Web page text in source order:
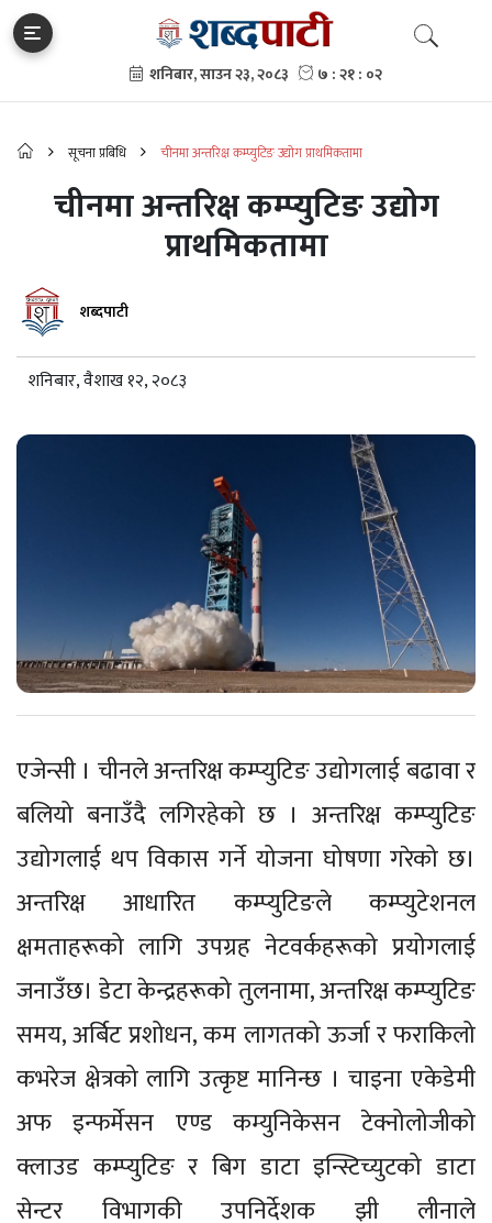
सूचना प्रबिधि चीनमा अन्तरिक्ष कम्प्युटिङ उद्योग प्राथमिकतामा
चीनमा अन्तरिक्ष कम्प्युटिङ उद्योग
प्राथमिकतामा
शब्दपाटी
शनिबार, वैशाख १२, २०८३
एजेन्सी । चीनले अन्तरिक्ष कम्प्युटिङ उद्योगलाई बढावा र
बलियो बनाउँदै लगिरहेको छ । अन्तरिक्ष कम्प्युटिङ
उद्योगलाई थप विकास गर्ने योजना घोषणा गरेको छ।
अन्तरिक्ष आधारित कम्प्युटिङले कम्प्युटेशनल
क्षमताहरूको लागि उपग्रह नेटवर्कहरूको प्रयोगलाई
जनाउँछ। डेटा केन्द्रहरूको तुलनामा, अन्तरिक्ष कम्प्युटिङ
समय, अर्बिट प्रशोधन, कम लागतको ऊर्जा र फराकिलो
कभरेज क्षेत्रको लागि उत्कृष्ट मानिन्छ । चाइना एकेडेमी
अफ इन्फर्मेसन एण्ड कम्युनिकेसन टेक्नोलोजीको
क्लाउड कम्प्युटिङ र बिग डाटा इन्स्टिच्युटको डाटा
सेन्टर विभागकी उपनिर्देशक झी लीनाले